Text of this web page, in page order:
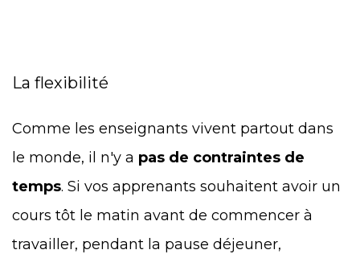
La flexibilité
Comme les enseignants vivent partout dans
le monde, il n'y a pas de contraintes de
temps. Si vos apprenants souhaitent avoir un
cours tôt le matin avant de commencer à
travailler, pendant la pause déjeuner,